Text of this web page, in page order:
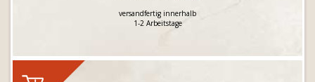
versandfertig innerhalb
1-2 Arbeitstage